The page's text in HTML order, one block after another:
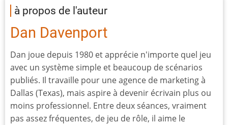
à propos de l'auteur
Dan Davenport
Dan joue depuis 1980 et apprécie n'importe quel jeu
avec un système simple et beaucoup de scénarios
publiés. Il travaille pour une agence de marketing à
Dallas (Texas), mais aspire à devenir écrivain plus ou
moins professionnel. Entre deux séances, vraiment
pas assez fréquentes, de jeu de rôle, il aime le